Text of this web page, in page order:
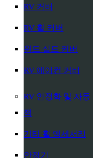
RV 커버
RV 휠 커버
윈드 실드 커버
RV 에어컨 커버
RV 안정화 및 자동
잭
기타 휠 액세서리
안정기